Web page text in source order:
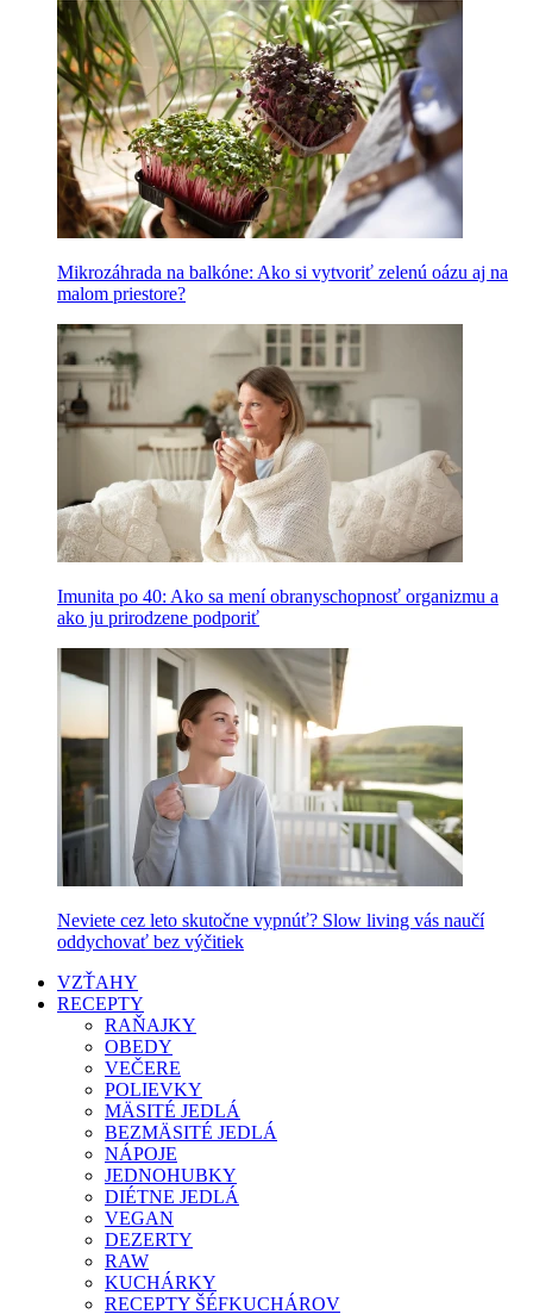
Mikrozáhrada na balkóne: Ako si vytvoriť zelenú oázu aj na
malom priestore?
Imunita po 40: Ako sa mení obranyschopnosť organizmu a
ako ju prirodzene podporiť
Neviete cez leto skutočne vypnúť? Slow living vás naučí
oddychovať bez výčitiek
VZŤAHY
RECEPTY
RAŇAJKY
OBEDY
VEČERE
POLIEVKY
MÄSITÉ JEDLÁ
BEZMÄSITÉ JEDLÁ
NÁPOJE
JEDNOHUBKY
DIÉTNE JEDLÁ
VEGAN
DEZERTY
RAW
KUCHÁRKY
RECEPTY ŠÉFKUCHÁROV